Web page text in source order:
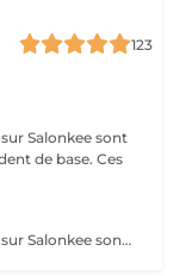
123
Salonkee sont
de base. Ces
Veuillez prendre note que les prix indiqués sur Salonkee sont communiqués à titre informatif et s'entendent de base. Ces derniers sont susceptibles de varier selon le diagnostic réalisé à votre arrivée au salon et l'expertise du professionnel à qui vous confiez votre beauté. Dans tous les cas, un devis précis vous sera proposé et toutes réalisations de prestations seront effectuées avec votre accord.